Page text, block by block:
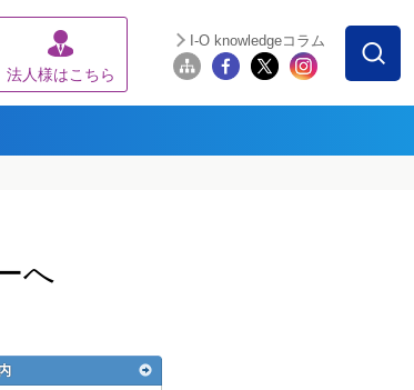
法人様はこちら
I-O knowledgeコラム
へ